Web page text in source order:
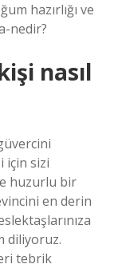
hazırlığı ve
nedir?
nasıl
için sizi
huzurlu bir
en derin
diliyoruz.
tebrik